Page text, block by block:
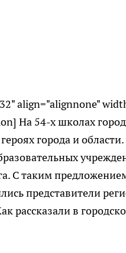
align="alignnone"
На 54-х школах
города и
С таким
представители
рассказали в